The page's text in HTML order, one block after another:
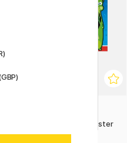
Viltstiften Color Peps Monster
set van 24